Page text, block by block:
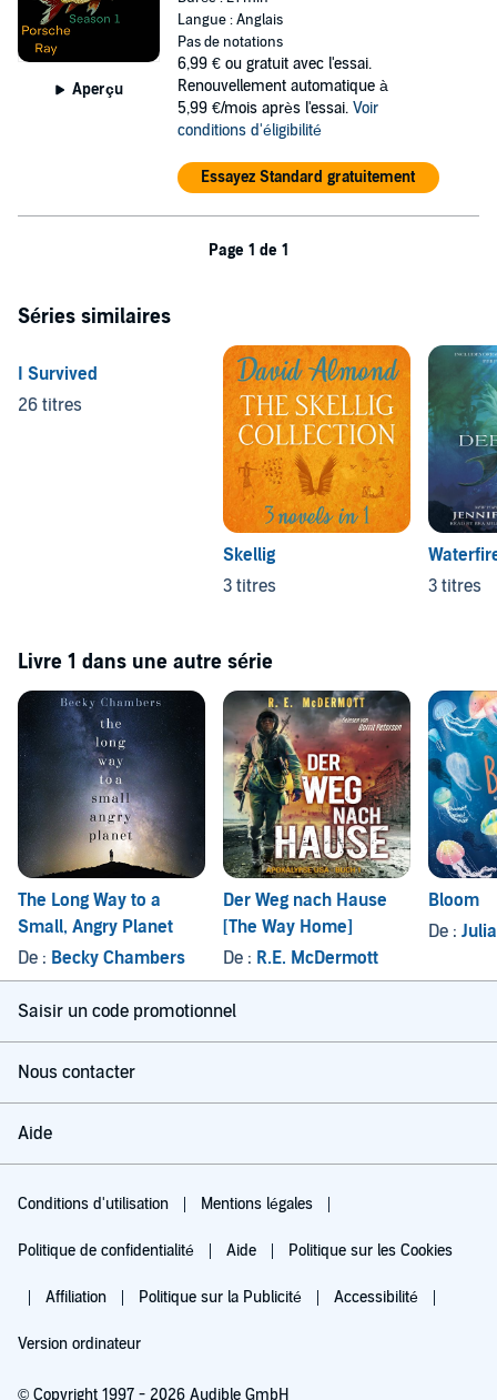
Aperçu
Langue : Anglais
Pas de notations
6,99 € ou gratuit avec l'essai.
Renouvellement automatique à
5,99 €/mois après l'essai. Voir
conditions d'éligibilité
Essayez Standard gratuitement
Page 1 de 1
Séries similaires
I Survived
26 titres
Skellig
3 titres
3 titres
Livre 1 dans une autre série
The Long Way to a
Small, Angry Planet
De : Becky Chambers
Der Weg nach Hause
[The Way Home]
De : R.E. McDermott
Bloom
De :
Saisir un code promotionnel
Nous contacter
Aide
Conditions d'utilisation Mentions légales
Politique de confidentialité Aide Politique sur les Cookies
Affiliation Politique sur la Publicité Accessibilité
Version ordinateur
© Copyright 1997 - 2026 Audible GmbH